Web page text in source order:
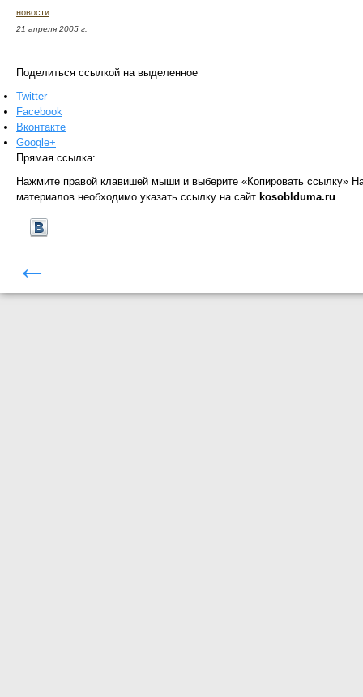
новости
21 апреля 2005 г.
Поделиться ссылкой на выделенное
Twitter
Facebook
Вконтакте
Google+
Прямая ссылка:
Нажмите правой клавишей мыши и выберите «Копировать ссылку»
материалов необходимо указать ссылку на сайт kosoblduma.ru
←